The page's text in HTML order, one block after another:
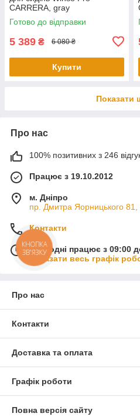
СARRERA, gray
Готово до відправки
5 389 ₴ 6 080 ₴
Купити
Показати
Про нас
100% позитивних з 246
Працює з 19.10.2012
м. Дніпро
пр. Дмитра Яорницького
Контакти
Сьогодні працює з 09:00
Показати весь графік
Про нас
Контакти
Доставка та оплата
Графік роботи
Повна версія сайту
КНОПКА
ЗВ'ЯЗКУ